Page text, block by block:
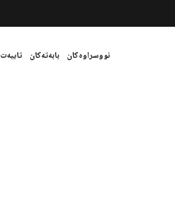
نووسراوەکان بابەتەکان تایبەت